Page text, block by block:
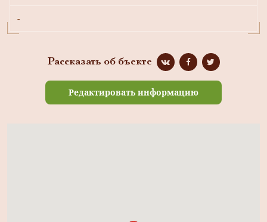
-
Рассказать об бъекте
Редактировать информацию